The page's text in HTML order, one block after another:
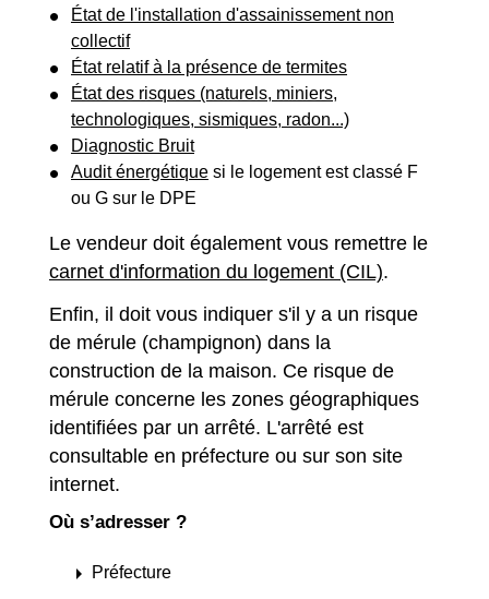
État de l'installation d'assainissement non
collectif
État relatif à la présence de termites
État des risques (naturels, miniers,
technologiques, sismiques, radon...)
Diagnostic Bruit
Audit énergétique si le logement est classé F
ou G sur le DPE
Le vendeur doit également vous remettre le
carnet d'information du logement (CIL).
Enfin, il doit vous indiquer s'il y a un risque
de mérule (champignon) dans la
construction de la maison. Ce risque de
mérule concerne les zones géographiques
identifiées par un arrêté. L'arrêté est
consultable en préfecture ou sur son site
internet.
Où s’adresser ?
arrow_right Préfecture